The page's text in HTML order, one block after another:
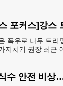
폭우로 나무 트리
지치기 권장 최근
수 안전 비상